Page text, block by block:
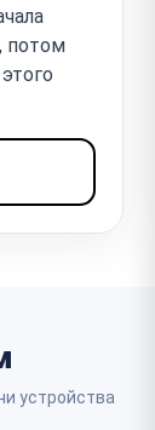
потом
устройства